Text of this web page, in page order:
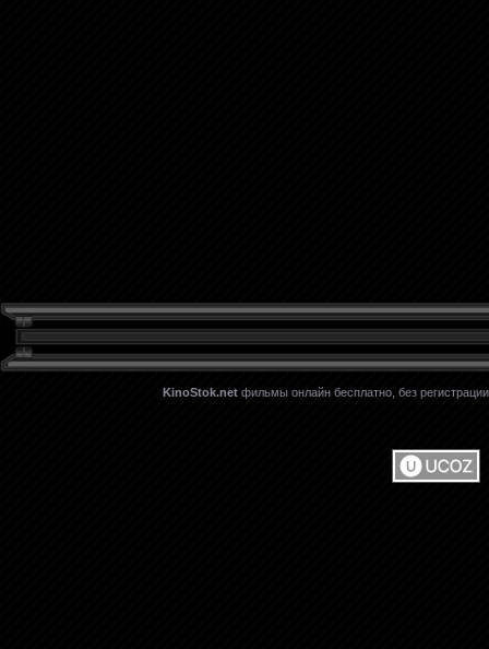
KinoStok.net фильмы онлайн бесплатно, без